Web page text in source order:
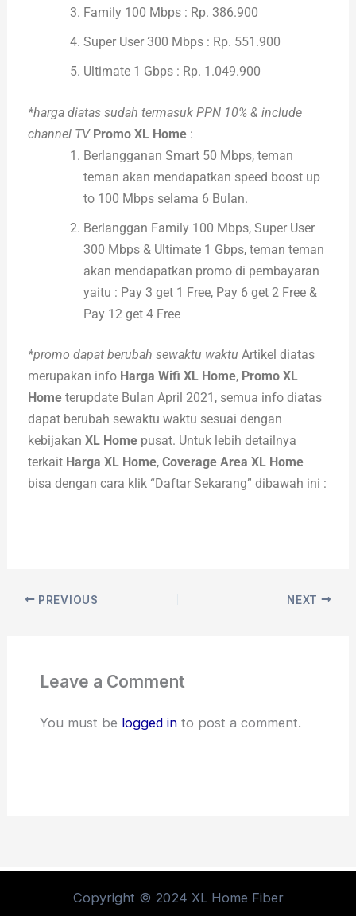
Family 100 Mbps : Rp. 386.900
Super User 300 Mbps : Rp. 551.900
Ultimate 1 Gbps : Rp. 1.049.900
*harga diatas sudah termasuk PPN 10% & include
channel TV Promo XL Home :
Berlangganan Smart 50 Mbps, teman
teman akan mendapatkan speed boost up
to 100 Mbps selama 6 Bulan.
Berlanggan Family 100 Mbps, Super User
300 Mbps & Ultimate 1 Gbps, teman teman
akan mendapatkan promo di pembayaran
yaitu : Pay 3 get 1 Free, Pay 6 get 2 Free &
Pay 12 get 4 Free
*promo dapat berubah sewaktu waktu Artikel diatas
merupakan info Harga Wifi XL Home, Promo XL
Home terupdate Bulan April 2021, semua info diatas
dapat berubah sewaktu waktu sesuai dengan
kebijakanXL Home pusat. Untuk lebih detailnya
terkait Harga XL Home,Coverage Area XL Home
bisa dengan cara klik “Daftar Sekarang” dibawah ini :
PREVIOUS NEXT
Leave a Comment
You must be logged into post a comment.
Copyright © 2024 XL Home Fiber